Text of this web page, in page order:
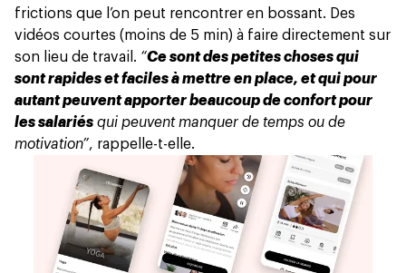
frictions que l’on peut rencontrer en bossant. Des
vidéos courtes (moins de 5 min) à faire directement sur
son lieu de travail. “Ce sont des petites choses qui
sont rapides et faciles à mettre en place, et qui pour
autant peuvent apporter beaucoup de confort pour
les salariés qui peuvent manquer de temps ou de
motivation”, rappelle-t-elle.